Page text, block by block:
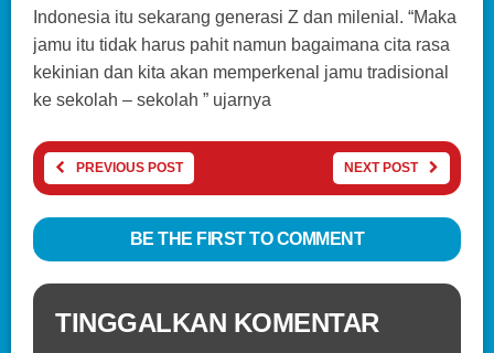
Indonesia itu sekarang generasi Z dan milenial. “Maka
jamu itu tidak harus pahit namun bagaimana cita rasa
kekinian dan kita akan memperkenal jamu tradisional
ke sekolah – sekolah ” ujarnya
PREVIOUS POST NEXT POST
BE THE FIRST TO COMMENT
TINGGALKAN KOMENTAR